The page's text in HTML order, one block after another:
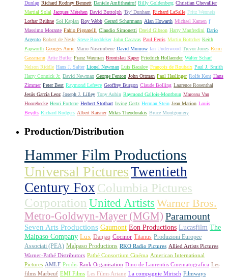
Dunlap Richard Rodney Bennett Daniele Amfitheatrof Billy Goldenberg Christian Chevallier
Martial Solal Jacques Métehen David Buttolph 'By' Dunham Richard LaSalle Fritz Wenneis
Lothar Brühne Sol Kaplan Roy Webb Gerard Schurmann Alan Howarth Michael Kamen f
Massimo Morante Fabio Pignatelli Claudio Simonetti David Gibson Harry Manfredini Dario
Argento Robert de Nesle Steve Boeddeker John Cacavas Paul Ferris Martin Böttcher Keith
Papworth Georges Auric Mario Nascimbene David Munrow Ian Underwood Trevor Jones Remi
Gassmann Artie Butler Franz Waxman Bronislau Kaper Friedrich Hollaender Walter Scharf
Nelson Riddle Hans J. Salter Lionel Newman Luis Bacalov François de Roubaix Paul J. Smith
Harry Connick Jr. David Newman George Fenton John Ottman Paul Haslinger Rolfe Kent Hans
Zimmer Peter Best Raymond Lefevre Geoffrey Burgon Claude Bolling Laurence Rosenthal
Jesús García Leoz Joseph J. Lilley Tony Aubin Raymond Gallois-Montbrun Marceau Van
Hoorebecke Henri Forterre Herbert Stothart Irving Gertz Herman Stein Jean Marion Louis
Beydts Richard Rodgers Albert Raisner Mikis Theodorakis Bruce Montgomery
Production/Distribution
Hammer Film Productions
Universal PicturesTwentieth
Century FoxColumbia Pictures
Corporation United Artists Warner Bros.
Metro-Goldwyn-Mayer (MGM) Paramount
Seven Arts Productions Gaumont Eon Productions Lucasfilm The
Malpaso Company Lux Danjaq Cocinor Titanus Produzioni Europee
Associati (PEA) Malpaso Productions RKO Radio Pictures Allied Artists Pictures
Warner-Pathé Distributors Pathé Consortium Cinéma American International
Pictures AMLF Prodis Rank Organisation Dino de Laurentiis Cinematografica Les
films Marbeuf EMI Films Les Films Ariane La compagnie Mirisch Filmways